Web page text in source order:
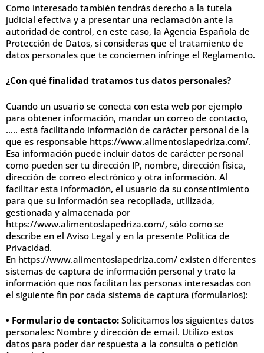
Como interesado también tendrás derecho a la tutela
judicial efectiva y a presentar una reclamación ante la
autoridad de control, en este caso, la Agencia Española de
Protección de Datos, si consideras que el tratamiento de
datos personales que te conciernen infringe el Reglamento.
¿Con qué finalidad tratamos tus datos personales?
Cuando un usuario se conecta con esta web por ejemplo
para obtener información, mandar un correo de contacto,
….. está facilitando información de carácter personal de la
que es responsable https://www.alimentoslapedriza.com/.
Esa información puede incluir datos de carácter personal
como pueden ser tu dirección IP, nombre, dirección física,
dirección de correo electrónico y otra información. Al
facilitar esta información, el usuario da su consentimiento
para que su información sea recopilada, utilizada,
gestionada y almacenada por
https://www.alimentoslapedriza.com/, sólo como se
describe en el Aviso Legal y en la presente Política de
Privacidad.
En https://www.alimentoslapedriza.com/ existen diferentes
sistemas de captura de información personal y trato la
información que nos facilitan las personas interesadas con
el siguiente fin por cada sistema de captura (formularios):
• Formulario de contacto: Solicitamos los siguientes datos
personales: Nombre y dirección de email. Utilizo estos
datos para poder dar respuesta a la consulta o petición